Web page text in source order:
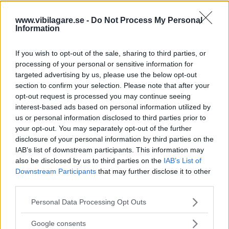
www.vibilagare.se - Do Not Process My Personal
Information
If you wish to opt-out of the sale, sharing to third parties, or
processing of your personal or sensitive information for
targeted advertising by us, please use the below opt-out
section to confirm your selection. Please note that after your
opt-out request is processed you may continue seeing
interest-based ads based on personal information utilized by
us or personal information disclosed to third parties prior to
your opt-out. You may separately opt-out of the further
disclosure of your personal information by third parties on the
IAB’s list of downstream participants. This information may
also be disclosed by us to third parties on the IAB’s List of
Downstream Participants that may further disclose it to other
Please note that this website/app uses one or more Google
not limited to your visit or usage behaviour. You may click to
Personal Data Processing Opt Outs
Google consents
1 kommentarer
Premiär för nya
Mercedes GLC – med tre
laddhybrider
1 juni 2022
Mercedes tar i från tårna med
lanseringen av kompaktsuven GLC. Den kommer som
laddhybrid i inte mindre än tre olika varianter.
0 kommentarer Gasa (33) Bromsa (16)
Bästa och sämsta
bilarna på besiktningen:
Mercedes i topp